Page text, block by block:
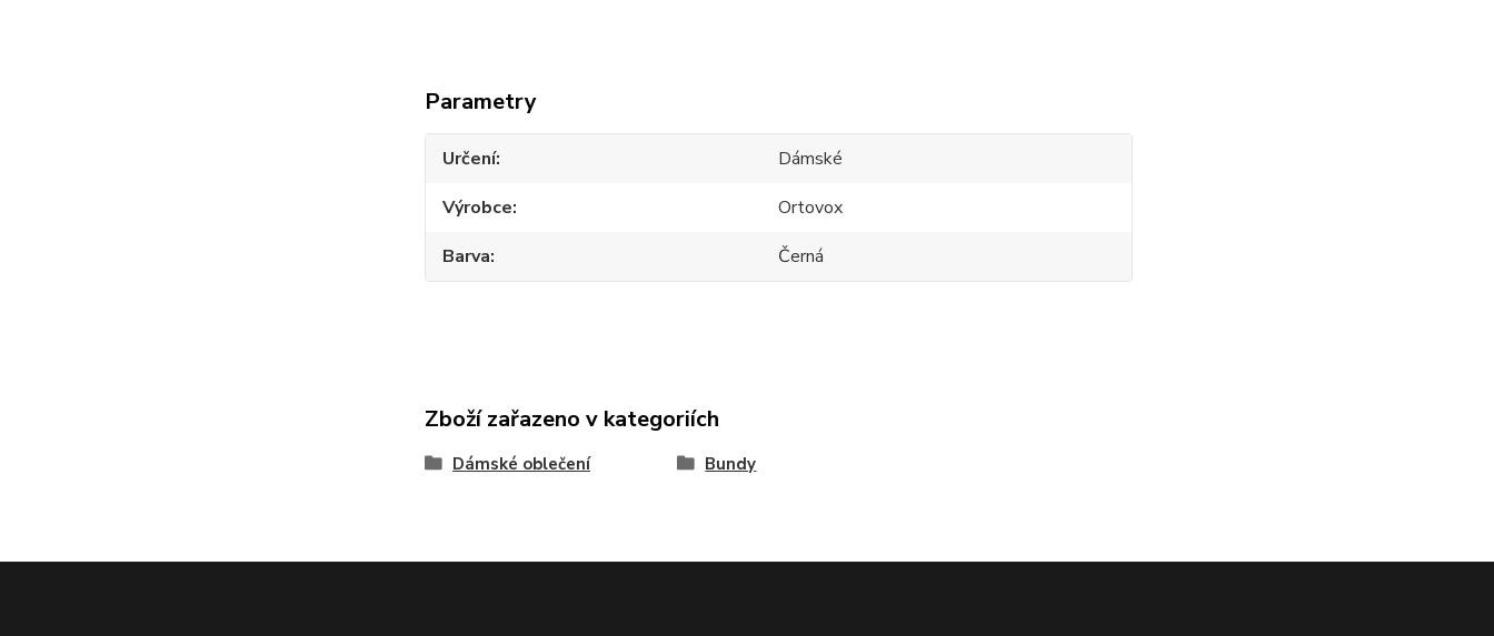
Parametry
Určení
Dámské
Výrobce
Ortovox
Barva
Černá
Zboží zařazeno v kategoriích
Dámské oblečení Bundy